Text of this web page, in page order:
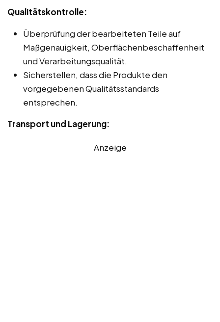
Qualitätskontrolle:
Überprüfung der bearbeiteten Teile auf
Maßgenauigkeit, Oberflächenbeschaffenheit
und Verarbeitungsqualität.
Sicherstellen, dass die Produkte den
vorgegebenen Qualitätsstandards
entsprechen.
Transport und Lagerung:
Anzeige